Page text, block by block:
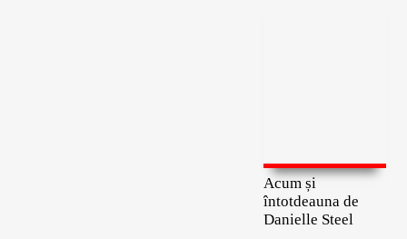
Acum și
întotdeauna de
Danielle Steel